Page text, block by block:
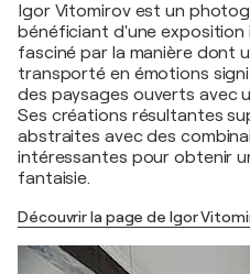
Igor Vitomirov est un
bénéficiant d'une
fasciné par la manière dont
transporté en émotions
des paysages ouverts avec
Ses créations résultantes
abstraites avec des
intéressantes pour obtenir
fantaisie.
Découvrir la page de Igor